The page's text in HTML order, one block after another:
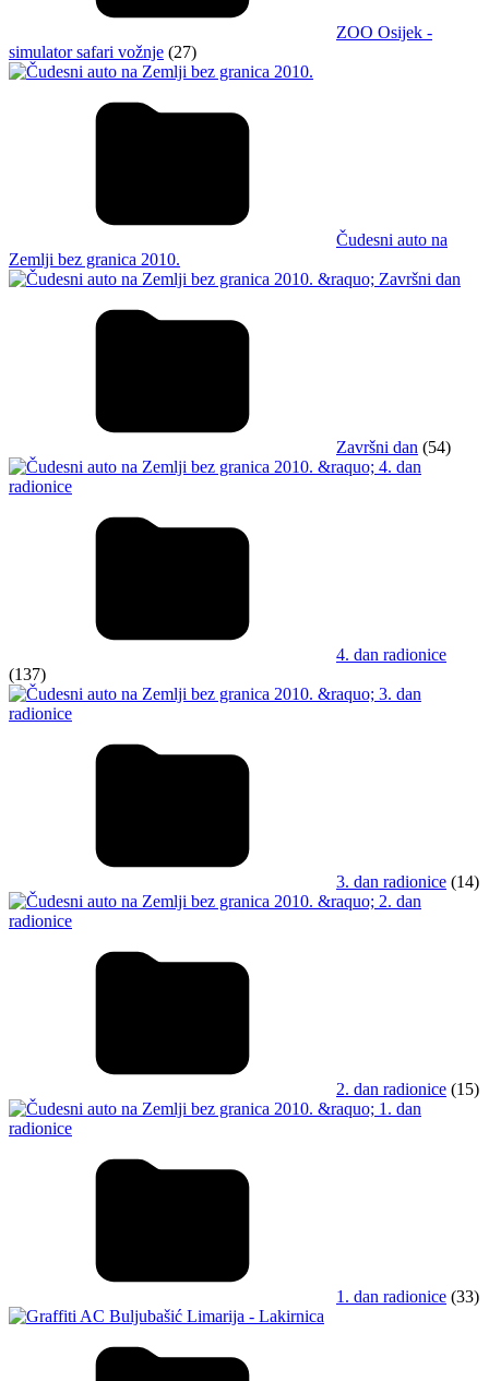
ZOO Osijek -
simulator safari vožnje (27)
Čudesni auto na
Zemlji bez granica 2010.
Završni dan (54)
4. dan radionice
(137)
3. dan radionice (14)
2. dan radionice (15)
1. dan radionice (33)